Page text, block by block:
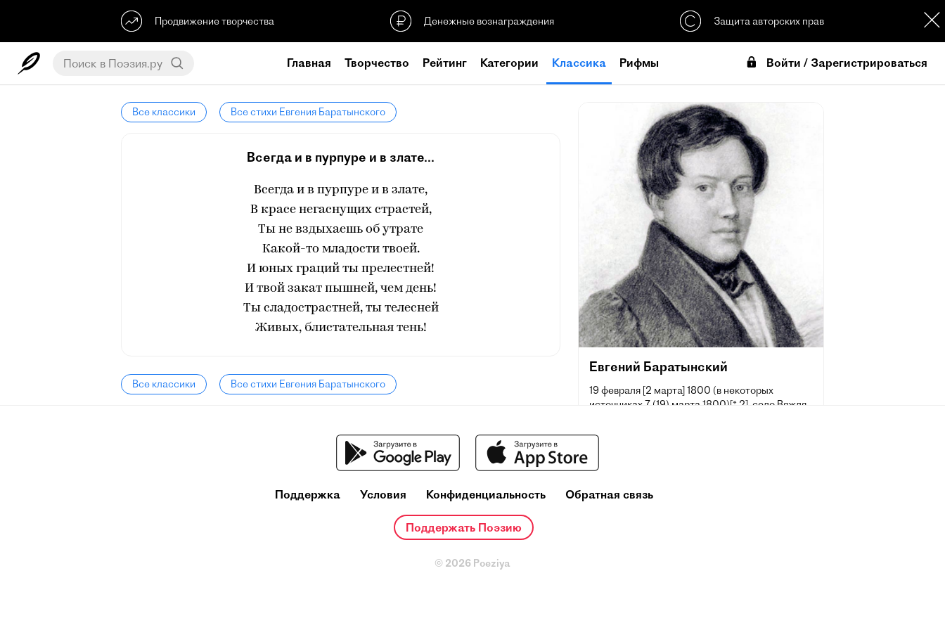
Продвижение творчества Денежные вознаграждения Защита авторских прав
Главная Творчество Рейтинг Категории Классика Рифмы Войти / Зарегистрироваться
Все классики Все стихи Евгения Баратынского
Всегда и в пурпуре и в злате...
Всегда и в пурпуре и в злате,
В красе негаснущих страстей,
Ты не вздыхаешь об утрате
Какой-то младости твоей.
И юных граций ты прелестней!
И твой закат пышней, чем день!
Ты сладострастней, ты телесней
Живых, блистательная тень!
Все классики Все стихи Евгения Баратынского
Евгений Баратынский
19 февраля [2 марта] 1800 (в некоторых
источниках 7 (19) марта 1800)[* 2], село Вяжля,
июня [11 июля] 1844, Неаполь) — русский поэт,
русской литературы.
Поддержка Условия Конфиденциальность Обратная связь
Поддержать Поэзию
© 2026 Poeziya